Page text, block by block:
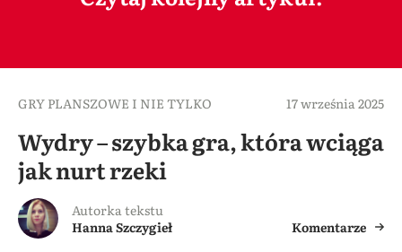
GRY PLANSZOWE I NIE TYLKO 17 września 2025
Wydry – szybka gra, która wciąga
jak nurt rzeki
Autorka tekstu
Hanna Szczygieł
Komentarze